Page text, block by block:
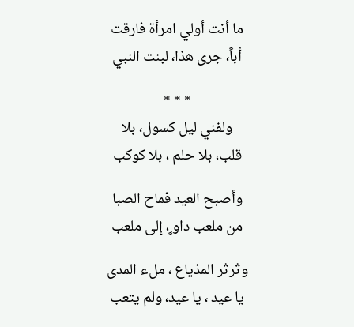
ما أنت أولي امرأة فارقت
أباً، جرى هذا، لبنت النبي
* * *
ولفني ليل كسول، بلا
قلب، بلا حلم ، بلا كوكب
وأصبح العيد فماح الصبا
من ملعب داو ٍ، إلى ملعب
وثرثر المذياع ، ملء المدى
يا عيد ، يا عيد، ولم يتعب